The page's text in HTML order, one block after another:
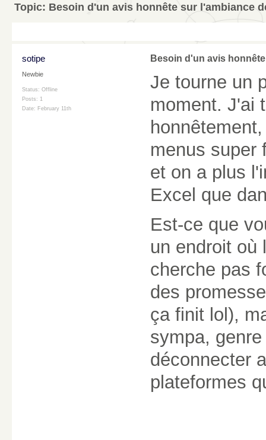
Topic: Besoin d'un avis honnête sur l'ambiance
sotipe
Newbie
Status: Offline
Posts: 1
Date: February 11th
Besoin d'un avis
Je tourne un
moment. J'ai
menus super
et on a plus
Excel que
Est-ce que
un endroit où
cherche pas
des
ça finit lol),
sympa,
déconnecter
plateformes